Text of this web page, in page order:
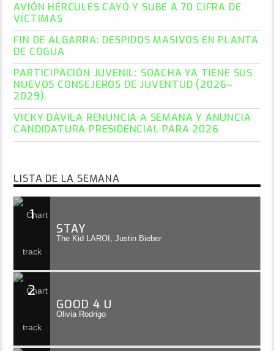
AVIÓN HÉRCULES CAYÓ Y SUBE A 70 CIFRA DE
VÍCTIMAS
FIN DE ALGARRA: DESPIDOS MASIVOS EN PLANTA
DE COGUA
PARTICIPACIÓN JUVENIL: SOACHA YA TIENE SUS
NUEVOS CONSEJEROS DE JUVENTUD (2026–
2029).
VICKY DÁVILA RENUNCIA A SEMANA Y ANUNCIA
CANDIDATURA PRESIDENCIAL PARA 2026
LISTA DE LA SEMANA
1
STAY
The Kid LAROI, Justin Bieber
2
GOOD 4 U
Olivia Rodrigo